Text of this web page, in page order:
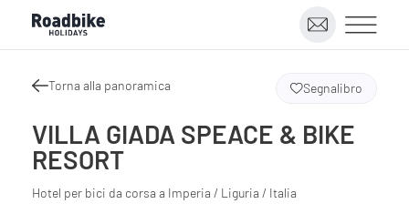
Torna alla panoramica
VILLA GIADA SPEACE & BIKE
RESORT
Hotel per bici da corsa a Imperia / Liguria / Italia
Segnalibro